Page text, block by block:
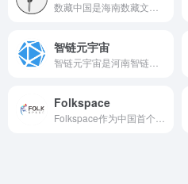
智链元宇宙
Folkspace